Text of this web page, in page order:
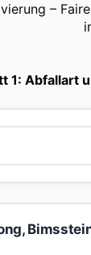
–
1: Abfallart